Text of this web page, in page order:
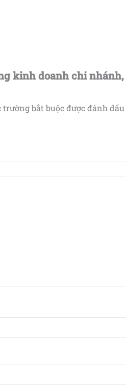
kinh doanh chi
trường bắt buộc được đánh dấu